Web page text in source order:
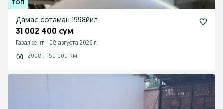
Дамас сотаман 1998йил
31 002 400 сум
Газалкент - 08 августа 2026 г.
2008 - 150 000 км